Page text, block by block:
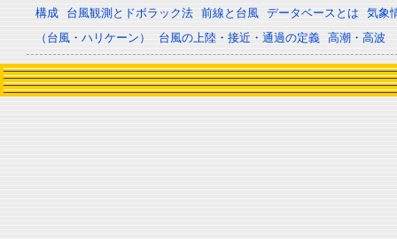
構成 台風観測とドボラック法 前線と台風 データベースとは
気象
（台風・ハリケーン）
台風の上陸・接近・通過の定義 高潮・高波